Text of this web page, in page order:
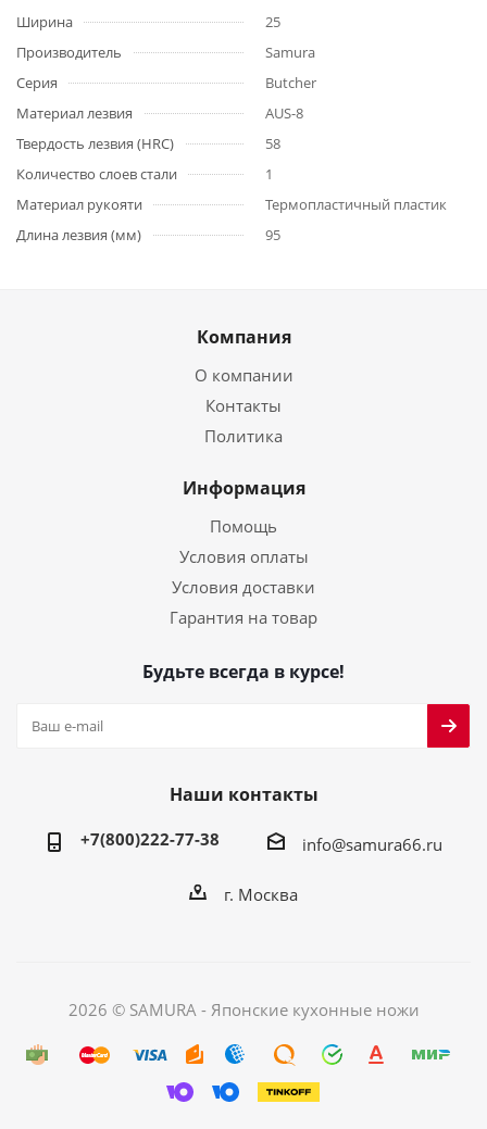
Ширина
25
Производитель
Samura
Серия
Butcher
Материал лезвия
AUS-8
Твердость лезвия (HRC)
58
Количество слоев стали
1
Материал рукояти
Термопластичный пластик
Длина лезвия (мм)
95
Компания
О компании
Контакты
Политика
Информация
Помощь
Условия оплаты
Условия доставки
Гарантия на товар
Будьте всегда в курсе!
Наши контакты
+7(800)222-77-38 info@samura66.ru
г. Москва
2026 © SAMURA - Японские кухонные ножи